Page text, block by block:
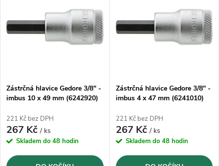
e
p
r
o
p
s
p
r
o
Zástrčná hlavice Gedore 3/8" -
imbus 10 x 49 mm (6242920)
221 Kč bez DPH
267 Kč/ ks
Skladem do 48 hodin
Zástrčná hlavice Gedore 3/8" -
imbus 4 x 47 mm (6241010)
221 Kč bez DPH
267 Kč/ ks
Skladem do 48 hodin